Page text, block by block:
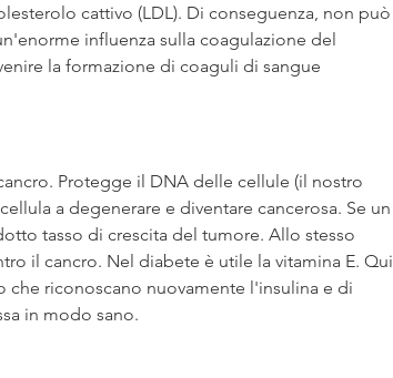
cattivo (LDL). Di conseguenza, non può
influenza sulla coagulazione del
la formazione di coaguli di sangue
Protegge il DNA delle cellule (il nostro
a degenerare e diventare cancerosa. Se un
tasso di crescita del tumore. Allo stesso
il cancro. Nel diabete è utile la vitamina E. Qui
riconoscano nuovamente l'insulina e di
in modo sano.